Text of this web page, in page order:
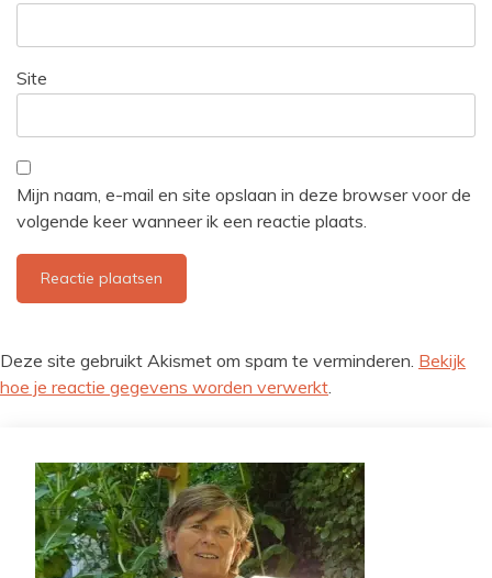
Site
Mijn naam, e-mail en site opslaan in deze browser voor de
volgende keer wanneer ik een reactie plaats.
Deze site gebruikt Akismet om spam te verminderen. Bekijk
hoe je reactie gegevens worden verwerkt